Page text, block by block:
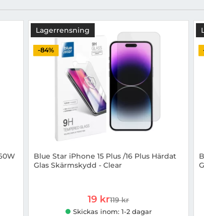
Lagerrensning
-84%
Blue Star iPhone 15 Plus /16 Plus Härdat
Glas Skärmskydd - Clear
rea pris
19 krtidigare pris
119 kr
Skickas inom: 1-2 dagar